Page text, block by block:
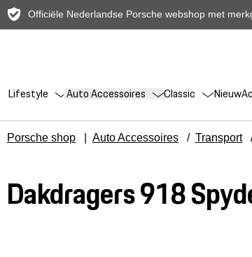
Officiële Nederlandse Porsche webshop met
Lifestyle Auto Accessoires Classic Nieuw
Porsche shop Auto Accessoires / Transport
Dakdragers 918